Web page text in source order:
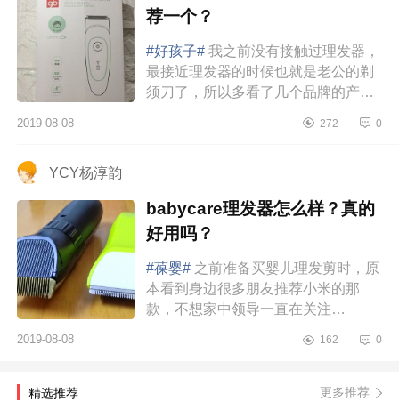
荐一个？
#好孩子# 我之前没有接触过理发器，
最接近理发器的时候也就是老公的剃
须刀了，所以多看了几个品牌的产品
科、易简、babycare等，大体了解...
2019-08-08 272 0
YCY杨淳韵
babycare理发器怎么样？真的
好用吗？
#葆婴# 之前准备买婴儿理发剪时，原
本看到身边很多朋友推荐小米的那
款，不想家中领导一直在关注
个品牌的忠实拥趸。因本人也没研究
2019-08-08 162 0
精选推荐 更多推荐